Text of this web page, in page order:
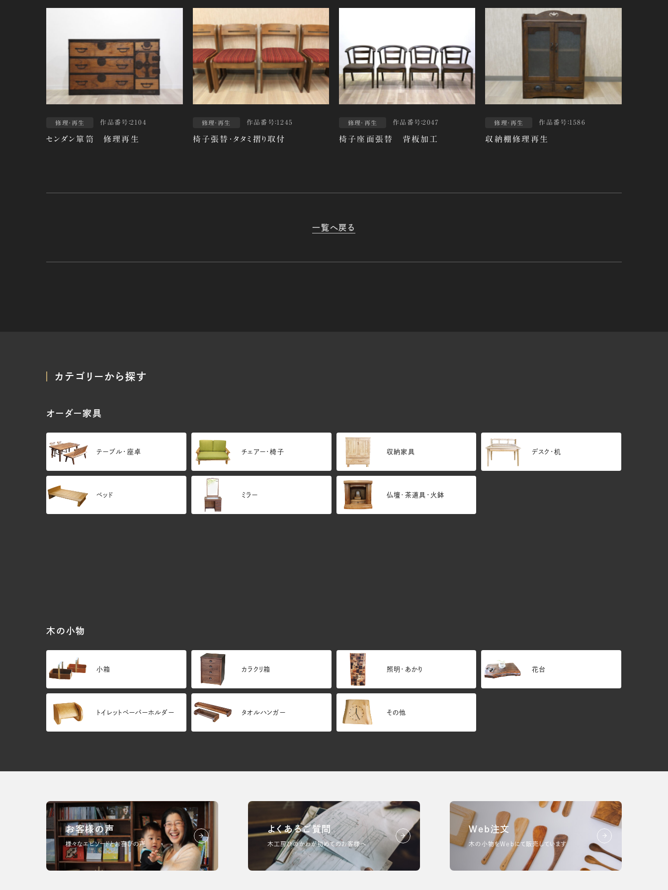
修理・再生 作品番号：2104
センダン箪笥 修理再生
修理・再生 作品番号：1245
椅子張替・タタミ摺り取付
修理・再生 作品番号：2047
椅子座面張替 背板加工
修理・再生 作品番号：1586
収納棚修理再生
一覧へ戻る
カテゴリーから探す
オーダー家具
テーブル・座卓 チェアー・椅子 収納家具 デスク・机
ベッド ミラー 仏壇･茶道具・火鉢
木の小物
小箱 カラクリ箱 照明・あかり 花台
トイレットペーパーホルダー タオルハンガー その他
お客様の声
様々なエピソードとお喜びの声
よくあるご質問
木工房ひのかわが初めてのお客様へ
Web注文
木の小物をWebにて販売しています